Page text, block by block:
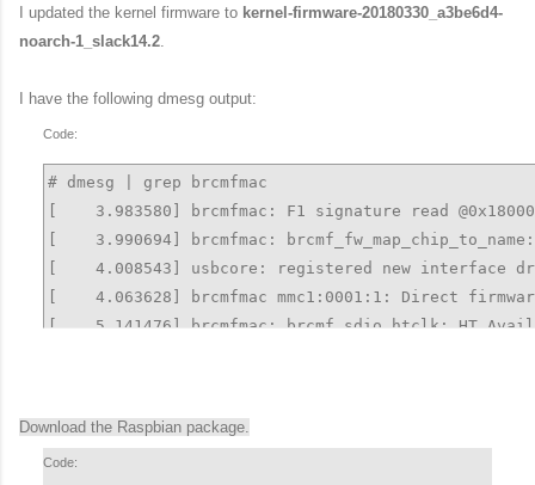
kernel_sarpi3-4.14.31-armv7-1_slack14.2_30Mar18_sp1
I updated the kernel firmware to kernel-firmware-20180330_a3be6d4-
noarch-1_slack14.2.
I have the following dmesg output:
Code:
# dmesg | grep brcmfmac
[    3.983580] brcmfmac: F1 signature read
[    3.990694] brcmfmac:
[    4.008543] usbcore: registered new interface
[    4.063628] brcmfmac mmc1:0001:1: Direct
[    5.141476] brcmfmac: brcmf_sdio_htclk: HT
Download the Raspbian package.
Code: